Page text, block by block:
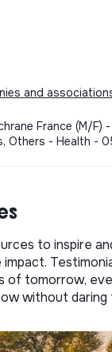
and
France (M/F)
Others - Health -
to inspire
of tomorrow,
without daring